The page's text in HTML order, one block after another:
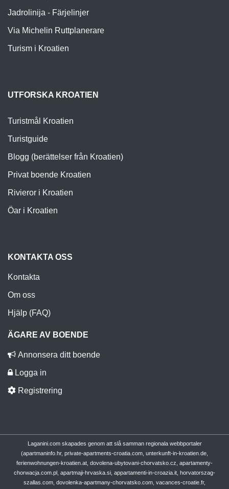
Jadrolinija - Färjelinjer
Via Michelin Ruttplanerare
Turism i Kroatien
UTFORSKA KROATIEN
Turistmål Kroatien
Turistguide
Blogg (berättelser från Kroatien)
Privat boende Kroatien
Rivieror i Kroatien
Öar i Kroatien
KONTAKTA OSS
Kontakta
Om oss
Hjälp (FAQ)
ÄGARE AV BOENDE
Annonsera ditt boende
Logga in
Registrering
Laganini.com skapades genom att slå samman regionala webbportaler
(apartmaninfo.hr, private-apartments-croatia.com, unterkunft-in-kroatien.de,
ferienwohnungen-kroatien.at, dovolena-ubytovani-chorvatsko.cz, apartamenty-
chorwacja.com.pl, apartmaji-hrvaska.si, appartamenti-in-croazia.it, horvatorszag-
szallas.com, dovolenka-apartmany-chorvatsko.com, vacances-croatie.fr,